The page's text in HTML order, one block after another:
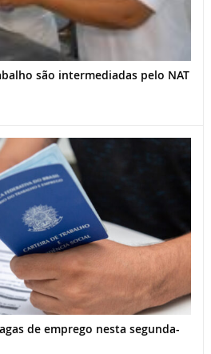
são intermediadas pelo NAT
de emprego nesta segunda-